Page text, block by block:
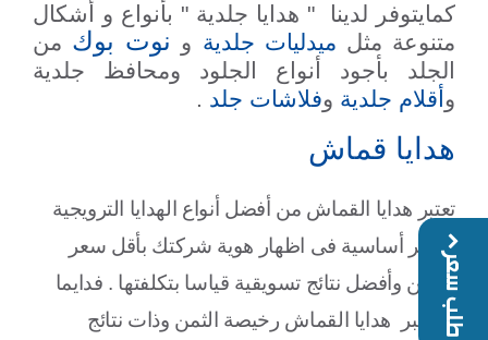
كمايتوفر لدينا " هدايا جلدية " بأنواع و أشكال
متنوعة مثل ميدليات جلدية و نوت بوك من
الجلد بأجود أنواع الجلود ومحافظ جلدية
و أقلام جلدية وفلاشات جلد .
هدايا قماش
تعتبر هدايا القماش من أفضل أنواع الهدايا الترويجية
وتعتبر أساسية فى اظهار هوية شركتك بأقل سعر
ممكن وأفضل نتائج تسويقية قياسا بتكلفتها . فدايما
ماتعتبر هدايا القماش رخيصة الثمن وذات نتائج
طلب سعر